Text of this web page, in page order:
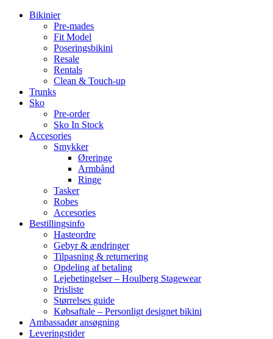
Bikinier
Pre-mades
Fit Model
Poseringsbikini
Resale
Rentals
Clean & Touch-up
Trunks
Sko
Pre-order
Sko In Stock
Accesories
Smykker
Øreringe
Armbånd
Ringe
Tasker
Robes
Accesories
Bestillingsinfo
Hasteordre
Gebyr & ændringer
Tilpasning & returnering
Opdeling af betaling
Lejebetingelser – Houlberg Stagewear
Prisliste
Størrelses guide
Købsaftale – Personligt designet bikini
Ambassadør ansøgning
Leveringstider